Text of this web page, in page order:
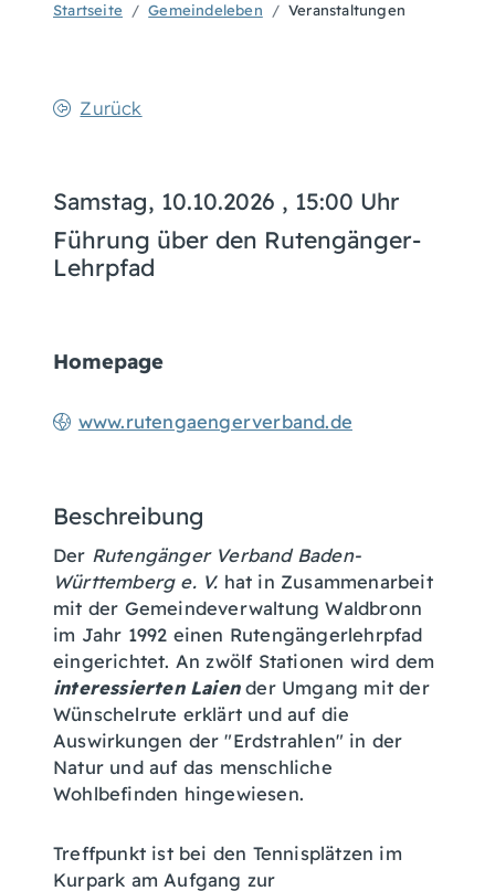
Startseite Gemeindeleben Veranstaltungen
Zurück
Samstag, 10.10.2026 , 15:00 Uhr
Führung über den Rutengänger-
Lehrpfad
Homepage
www.rutengaengerverband.de
Beschreibung
Der Rutengänger Verband Baden-
Württemberg e. V. hat in Zusammenarbeit
mit der Gemeindeverwaltung Waldbronn
im Jahr 1992 einen Rutengängerlehrpfad
eingerichtet. An zwölf Stationen wird dem
interessierten Laiender Umgang mit der
Wünschelrute erklärt und auf die
Auswirkungen der "Erdstrahlen" in der
Natur und auf das menschliche
Wohlbefinden hingewiesen.
Treffpunkt ist bei den Tennisplätzen im
Kurpark am Aufgang zur